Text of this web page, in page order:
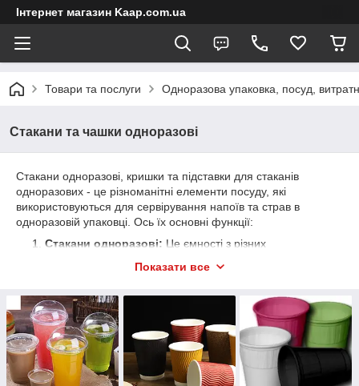
Інтернет магазин Kaap.com.ua
Товари та послуги Одноразова упаковка, посуд,
Стакани та чашки одноразові
Стакани одноразові, кришки та підставки для стаканів
одноразових - це різноманітні елементи посуду, які
використовуються для сервірування напоїв та страв в
одноразовій упаковці. Ось їх основні функції:
Стакани одноразові: Це ємності з різних
біорозкладаються матеріали, призначені для
для подачі напоїв, десертів, снеків та інших продуктів.
Кришки для стаканів:
Кришки призначені для
щільного закриття стаканів та захисту вмісту від
розливання, забруднення та зовнішніх впливів.
Зазвичай вони виготовляються з пластику або паперу.
Показати все